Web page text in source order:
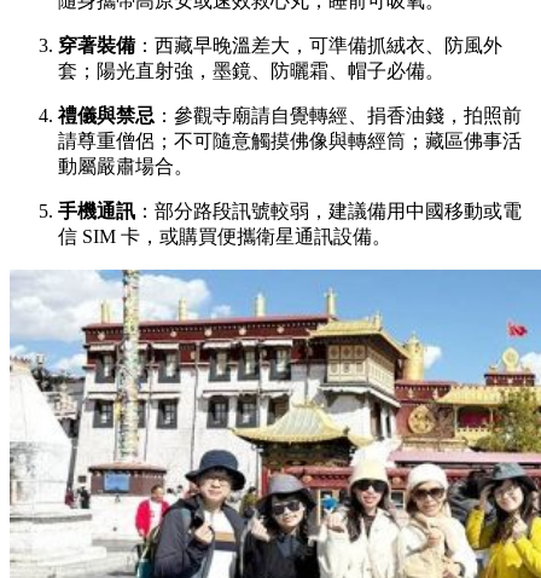
穿著裝備 ：西藏早晚溫差大，可準備抓絨衣、防風外
套；陽光直射強，墨鏡、防曬霜、帽子必備。
禮儀與禁忌 ：參觀寺廟請自覺轉經、捐香油錢，拍照前
請尊重僧侶；不可隨意觸摸佛像與轉經筒；藏區佛事活
動屬嚴肅場合。
手機通訊 ：部分路段訊號較弱，建議備用中國移動或電
信 SIM 卡，或購買便攜衛星通訊設備。